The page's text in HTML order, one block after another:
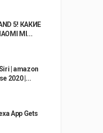
5! КАКИЕ
MI...
| amazon
2020 |...
App Gets